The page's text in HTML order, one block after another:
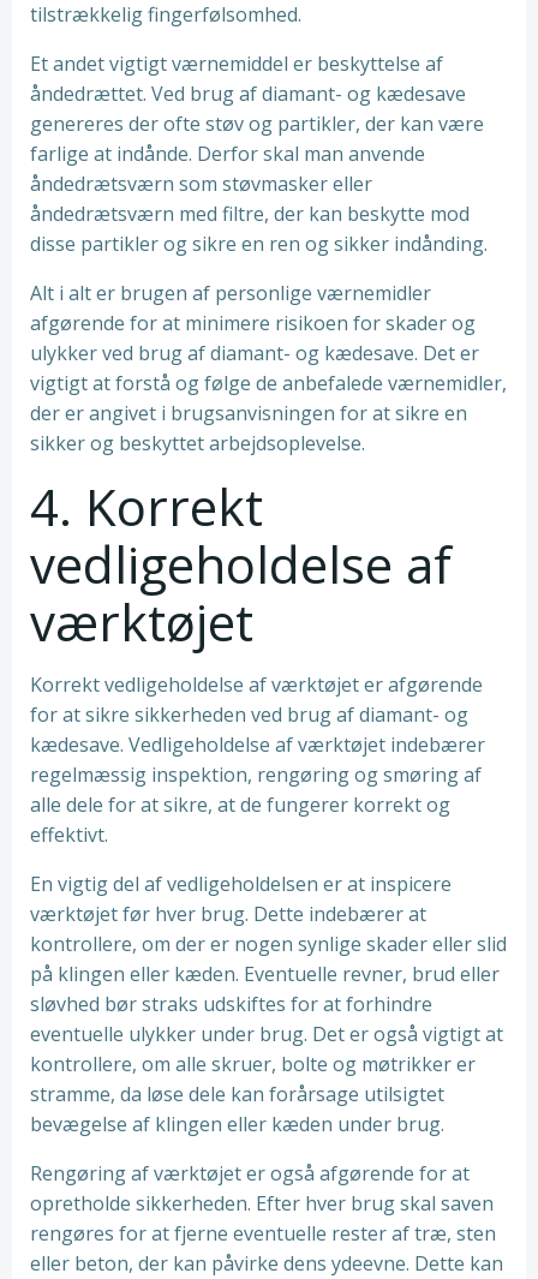
tilstrækkelig fingerfølsomhed.
Et andet vigtigt værnemiddel er beskyttelse af
åndedrættet. Ved brug af diamant- og kædesave
genereres der ofte støv og partikler, der kan være
farlige at indånde. Derfor skal man anvende
åndedrætsværn som støvmasker eller
åndedrætsværn med filtre, der kan beskytte mod
disse partikler og sikre en ren og sikker indånding.
Alt i alt er brugen af personlige værnemidler
afgørende for at minimere risikoen for skader og
ulykker ved brug af diamant- og kædesave. Det er
vigtigt at forstå og følge de anbefalede værnemidler,
der er angivet i brugsanvisningen for at sikre en
sikker og beskyttet arbejdsoplevelse.
4. Korrekt
vedligeholdelse af
værktøjet
Korrekt vedligeholdelse af værktøjet er afgørende
for at sikre sikkerheden ved brug af diamant- og
kædesave. Vedligeholdelse af værktøjet indebærer
regelmæssig inspektion, rengøring og smøring af
alle dele for at sikre, at de fungerer korrekt og
effektivt.
En vigtig del af vedligeholdelsen er at inspicere
værktøjet før hver brug. Dette indebærer at
kontrollere, om der er nogen synlige skader eller slid
på klingen eller kæden. Eventuelle revner, brud eller
sløvhed bør straks udskiftes for at forhindre
eventuelle ulykker under brug. Det er også vigtigt at
kontrollere, om alle skruer, bolte og møtrikker er
stramme, da løse dele kan forårsage utilsigtet
bevægelse af klingen eller kæden under brug.
Rengøring af værktøjet er også afgørende for at
opretholde sikkerheden. Efter hver brug skal saven
rengøres for at fjerne eventuelle rester af træ, sten
eller beton, der kan påvirke dens ydeevne. Dette kan